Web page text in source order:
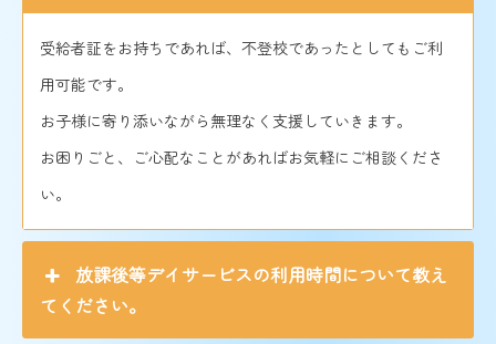
受給者証をお持ちであれば、不登校であったとしてもご利
用可能です。
お子様に寄り添いながら無理なく支援していきます。
お困りごと、ご心配なことがあればお気軽にご相談くださ
い。
放課後等デイサービスの利用時間について教え
てください。